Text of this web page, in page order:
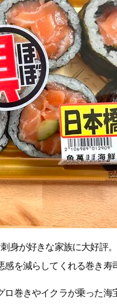
身が好きな家族に大好評
を減らしてくれる巻き寿
巻きやイクラが乗った海